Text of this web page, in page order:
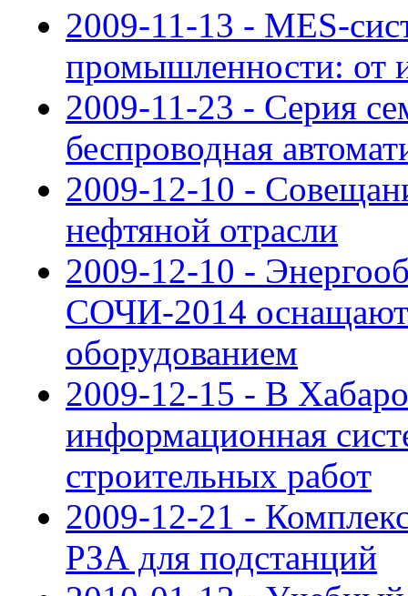
2009-11-13 - MES-
промышленности: от
2009-11-23 - Серия
беспроводная
2009-12-10 -
нефтяной отрасли
2009-12-10 -
СОЧИ-2014
оборудованием
2009-12-15 - В
информационная
строительных работ
2009-12-21 -
РЗА для подстанций